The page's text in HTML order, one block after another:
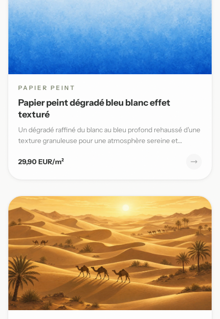
PAPIER PEINT
Papier peint dégradé bleu blanc effet
texturé
Un dégradé raffiné du blanc au bleu profond rehaussé d'une
texture granuleuse pour une atmosphère sereine et
29,90 EUR/m²